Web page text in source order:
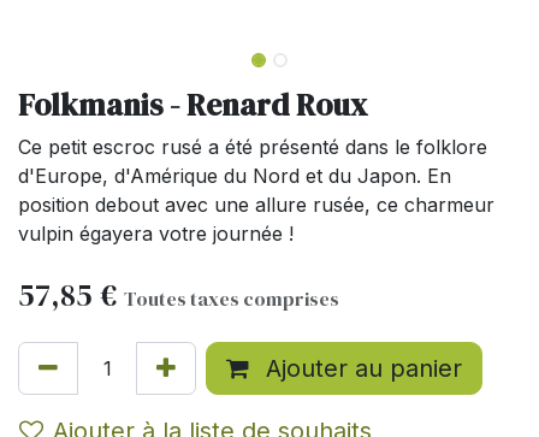
Folkmanis - Renard Roux
Ce petit escroc rusé a été présenté dans le folklore
d'Europe, d'Amérique du Nord et du Japon. En
position debout avec une allure rusée, ce charmeur
vulpin égayera votre journée !
57,85 € Toutes taxes comprises
Ajouter au panier
Ajouter à la liste de souhaits